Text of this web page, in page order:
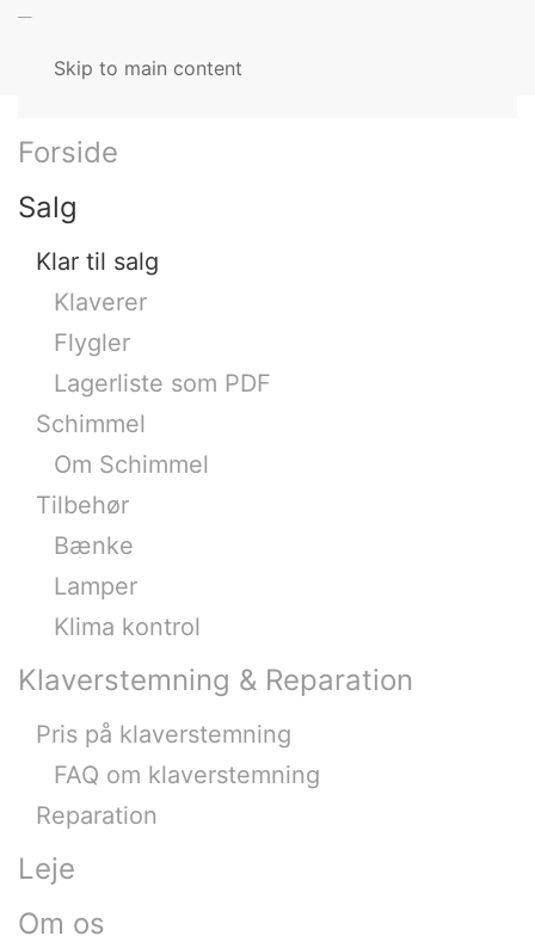
Skip to main content
Forside
Salg
Klar til salg
Klaverer
Flygler
Lagerliste som PDF
Schimmel
Om Schimmel
Tilbehør
Bænke
Lamper
Klima kontrol
Klaverstemning & Reparation
Pris på klaverstemning
FAQ om klaverstemning
Reparation
Leje
Om os